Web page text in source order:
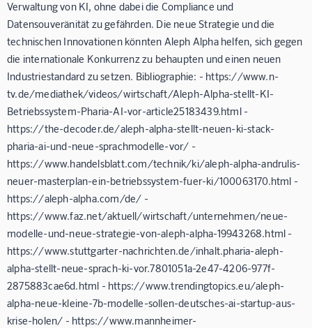
Verwaltung von KI, ohne dabei die Compliance und
Datensouveränität zu gefährden. Die neue Strategie und die
technischen Innovationen könnten Aleph Alpha helfen, sich gegen
die internationale Konkurrenz zu behaupten und einen neuen
Industriestandard zu setzen. Bibliographie: - https://www.n-
tv.de/mediathek/videos/wirtschaft/Aleph-Alpha-stellt-KI-
Betriebssystem-Pharia-AI-vor-article25183439.html -
https://the-decoder.de/aleph-alpha-stellt-neuen-ki-stack-
pharia-ai-und-neue-sprachmodelle-vor/ -
https://www.handelsblatt.com/technik/ki/aleph-alpha-andrulis-
neuer-masterplan-ein-betriebssystem-fuer-ki/100063170.html -
https://aleph-alpha.com/de/ -
https://www.faz.net/aktuell/wirtschaft/unternehmen/neue-
modelle-und-neue-strategie-von-aleph-alpha-19943268.html -
https://www.stuttgarter-nachrichten.de/inhalt.pharia-aleph-
alpha-stellt-neue-sprach-ki-vor.7801051a-2e47-4206-977f-
2875883cae6d.html - https://www.trendingtopics.eu/aleph-
alpha-neue-kleine-7b-modelle-sollen-deutsches-ai-startup-aus-
krise-holen/ - https://www.mannheimer-